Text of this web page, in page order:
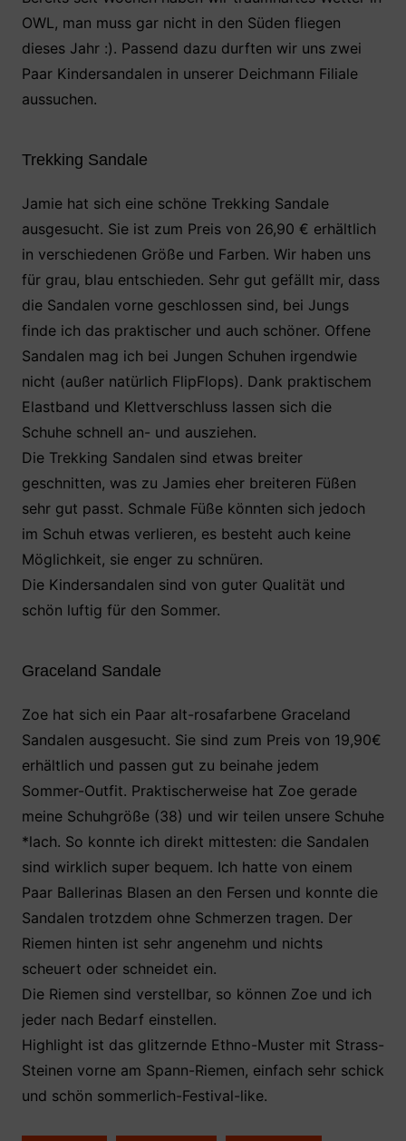
e
b
o
k
er s
A
e
st
n
OWL, man muss gar nicht in den Süden fliegen
dieses Jahr :). Passend dazu durften wir uns zwei
Paar Kindersandalen in unserer Deichmann Filiale
aussuchen.
Trekking Sandale
Jamie hat sich eine schöne Trekking Sandale
ausgesucht. Sie ist zum Preis von 26,90 € erhältlich
in verschiedenen Größe und Farben. Wir haben uns
für grau, blau entschieden. Sehr gut gefällt mir, dass
die Sandalen vorne geschlossen sind, bei Jungs
finde ich das praktischer und auch schöner. Offene
Sandalen mag ich bei Jungen Schuhen irgendwie
nicht (außer natürlich FlipFlops). Dank praktischem
Elastband und Klettverschluss lassen sich die
Schuhe schnell an- und ausziehen.
Die Trekking Sandalen sind etwas breiter
geschnitten, was zu Jamies eher breiteren Füßen
sehr gut passt. Schmale Füße könnten sich jedoch
im Schuh etwas verlieren, es besteht auch keine
Möglichkeit, sie enger zu schnüren.
Die Kindersandalen sind von guter Qualität und
schön luftig für den Sommer.
Graceland Sandale
Zoe hat sich ein Paar alt-rosafarbene Graceland
Sandalen ausgesucht. Sie sind zum Preis von 19,90€
erhältlich und passen gut zu beinahe jedem
Sommer-Outfit. Praktischerweise hat Zoe gerade
meine Schuhgröße (38) und wir teilen unsere Schuhe
*lach. So konnte ich direkt mittesten: die Sandalen
sind wirklich super bequem. Ich hatte von einem
Paar Ballerinas Blasen an den Fersen und konnte die
Sandalen trotzdem ohne Schmerzen tragen. Der
Riemen hinten ist sehr angenehm und nichts
scheuert oder schneidet ein.
Die Riemen sind verstellbar, so können Zoe und ich
jeder nach Bedarf einstellen.
Highlight ist das glitzernde Ethno-Muster mit Strass-
Steinen vorne am Spann-Riemen, einfach sehr schick
und schön sommerlich-Festival-like.